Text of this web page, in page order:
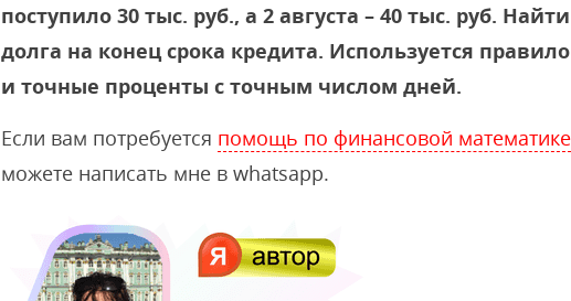
поступило 30 тыс. руб., а 2 августа – 40 тыс. руб.
долга на конец срока кредита. Используется
и точные проценты с точным числом дней.
Если вам потребуется помощь по финансовой математике
можете написать мне в whatsapp.